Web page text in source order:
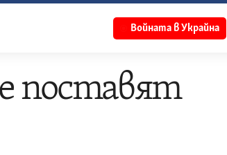
Войната в Украйна
поставят